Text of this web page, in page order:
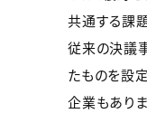
共通する課
従来の決議
たものを設
企業もありま